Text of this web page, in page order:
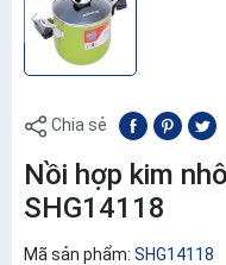
Chia sẻ
Nồi hợp kim
SHG14118
Mã sản phẩm: SHG14118